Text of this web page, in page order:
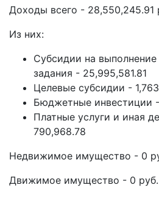
Доходы всего - 28,550,245.91
Из них:
Субсидии на выполнение
задания - 25,995,581.81
Целевые субсидии -
Бюджетные инвестиции
Платные услуги и иная
790,968.78
Недвижимое имущество - 0
Движимое имущество - 0 руб.